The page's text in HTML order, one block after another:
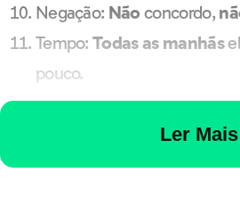
Negação: Não concordo,
Tempo:Todas as manhãs
pouco.
Português Enem:
estudar para a prova
Ler Mais